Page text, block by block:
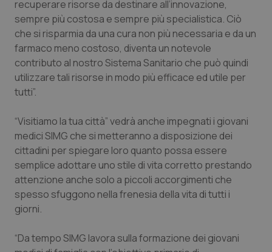
recuperare risorse da destinare all’innovazione,
sempre più costosa e sempre più specialistica. Ciò
che si risparmia da una cura non più necessaria e da un
farmaco meno costoso, diventa un notevole
contributo al nostro Sistema Sanitario che può quindi
utilizzare tali risorse in modo più efficace ed utile per
tutti”.
“Visitiamo la tua città” vedrà anche impegnati i giovani
medici SIMG che si metteranno a disposizione dei
cittadini per spiegare loro quanto possa essere
semplice adottare uno stile di vita corretto prestando
attenzione anche solo a piccoli accorgimenti che
spesso sfuggono nella frenesia della vita di tutti i
giorni.
“Da tempo SIMG lavora sulla formazione dei giovani